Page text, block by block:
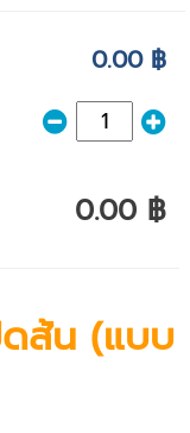
0.00 ฿
0.00 ฿
ดส้น (แบบ